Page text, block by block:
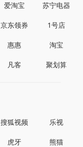
爱淘宝 苏宁电器
京东领券 1号店
惠惠 淘宝
凡客 聚划算
搜狐视频 乐视
虎牙 熊猫